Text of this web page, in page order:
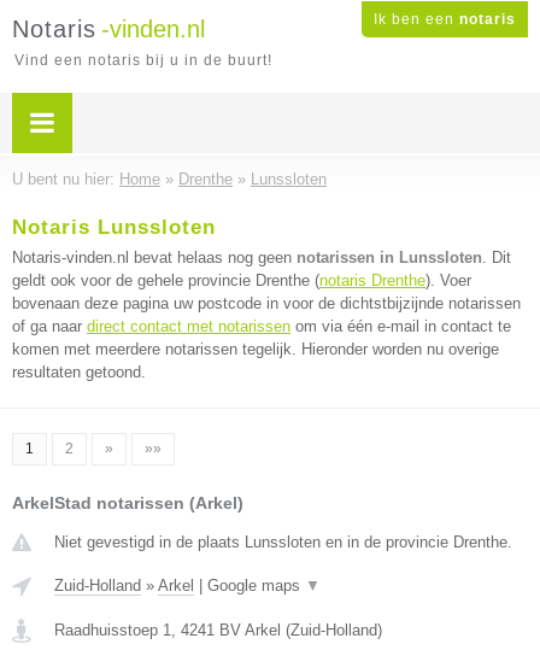
Ik ben een notaris
Notaris -vinden.nl
Vind een notaris bij u in de buurt!
U bent nu hier: Home » Drenthe » Lunssloten
Notaris Lunssloten
Notaris-vinden.nl bevat helaas nog geen notarissen in Lunssloten. Dit
geldt ook voor de gehele provincie Drenthe (notaris Drenthe). Voer
bovenaan deze pagina uw postcode in voor de dichtstbijzijnde notarissen
of ga naar direct contact met notarissen om via één e-mail in contact te
komen met meerdere notarissen tegelijk. Hieronder worden nu overige
resultaten getoond.
1 2 » »»
ArkelStad notarissen (Arkel)
Niet gevestigd in de plaats Lunssloten en in de provincie Drenthe.
Zuid-Holland » Arkel Google maps ▼
Raadhuisstoep 1, 4241 BV Arkel (Zuid-Holland)